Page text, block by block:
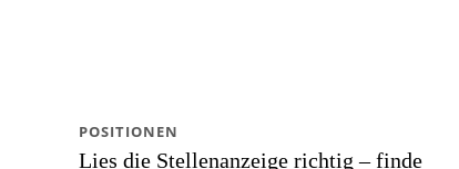
Lies die Stellenanzeige richtig – finde
POSITIONEN